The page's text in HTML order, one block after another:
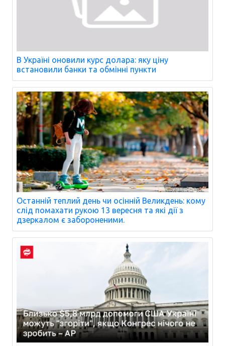
В Україні оновили курс долара: яку ціну
встановили банки та обмінні пункти
Останній теплий день чи осінній Великдень: кому
слід помахати рукою 13 вересня та які дії з
дзеркалом є забороненими.